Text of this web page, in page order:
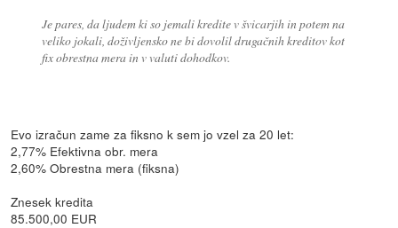
Je pares, da ljudem ki so jemali kredite v švicarjih in potem na
veliko jokali, doživljensko ne bi dovolil drugačnih kreditov kot
fix obrestna mera in v valuti dohodkov.
Evo izračun zame za fiksno k sem jo vzel za 20 let:
2,77% Efektivna obr. mera
2,60% Obrestna mera (fiksna)
Znesek kredita
85.500,00 EUR